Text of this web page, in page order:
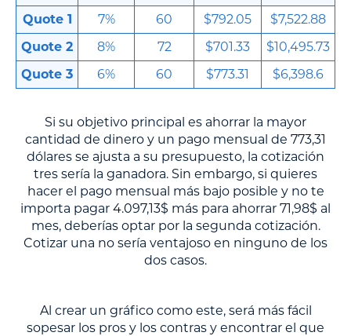
Quote 1
7% 60 $792.05
$7,522.88
Quote 2
8% 72 $701.33
$10,495.73
Quote 3
6% 60 $773.31 $6,398.6
Si su objetivo principal es ahorrar la mayor
cantidad de dinero y un pago mensual de 773,31
dólares se ajusta a su presupuesto, la cotización
tres sería la ganadora. Sin embargo, si quieres
hacer el pago mensual más bajo posible y no te
importa pagar 4.097,13$ más para ahorrar 71,98$ al
mes, deberías optar por la segunda cotización.
Cotizar una no sería ventajoso en ninguno de los
dos casos.
Al crear un gráfico como este, será más fácil
sopesar los pros y los contras y encontrar el que